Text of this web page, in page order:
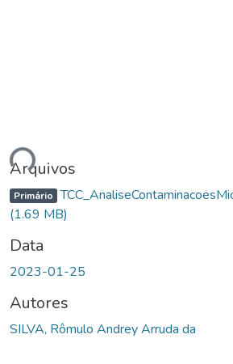
Arquivos
Primário
(1.69 MB)
Data
2023-01-25
Autores
SILVA, Rômulo Andrey Arruda da